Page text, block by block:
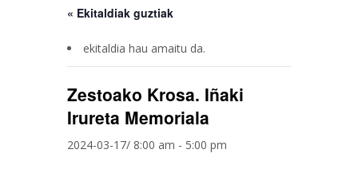
« Ekitaldiak guztiak
ekitaldia hau amaitu da.
Zestoako Krosa. Iñaki
Irureta Memoriala
2024-03-17/ 8:00 am - 5:00 pm